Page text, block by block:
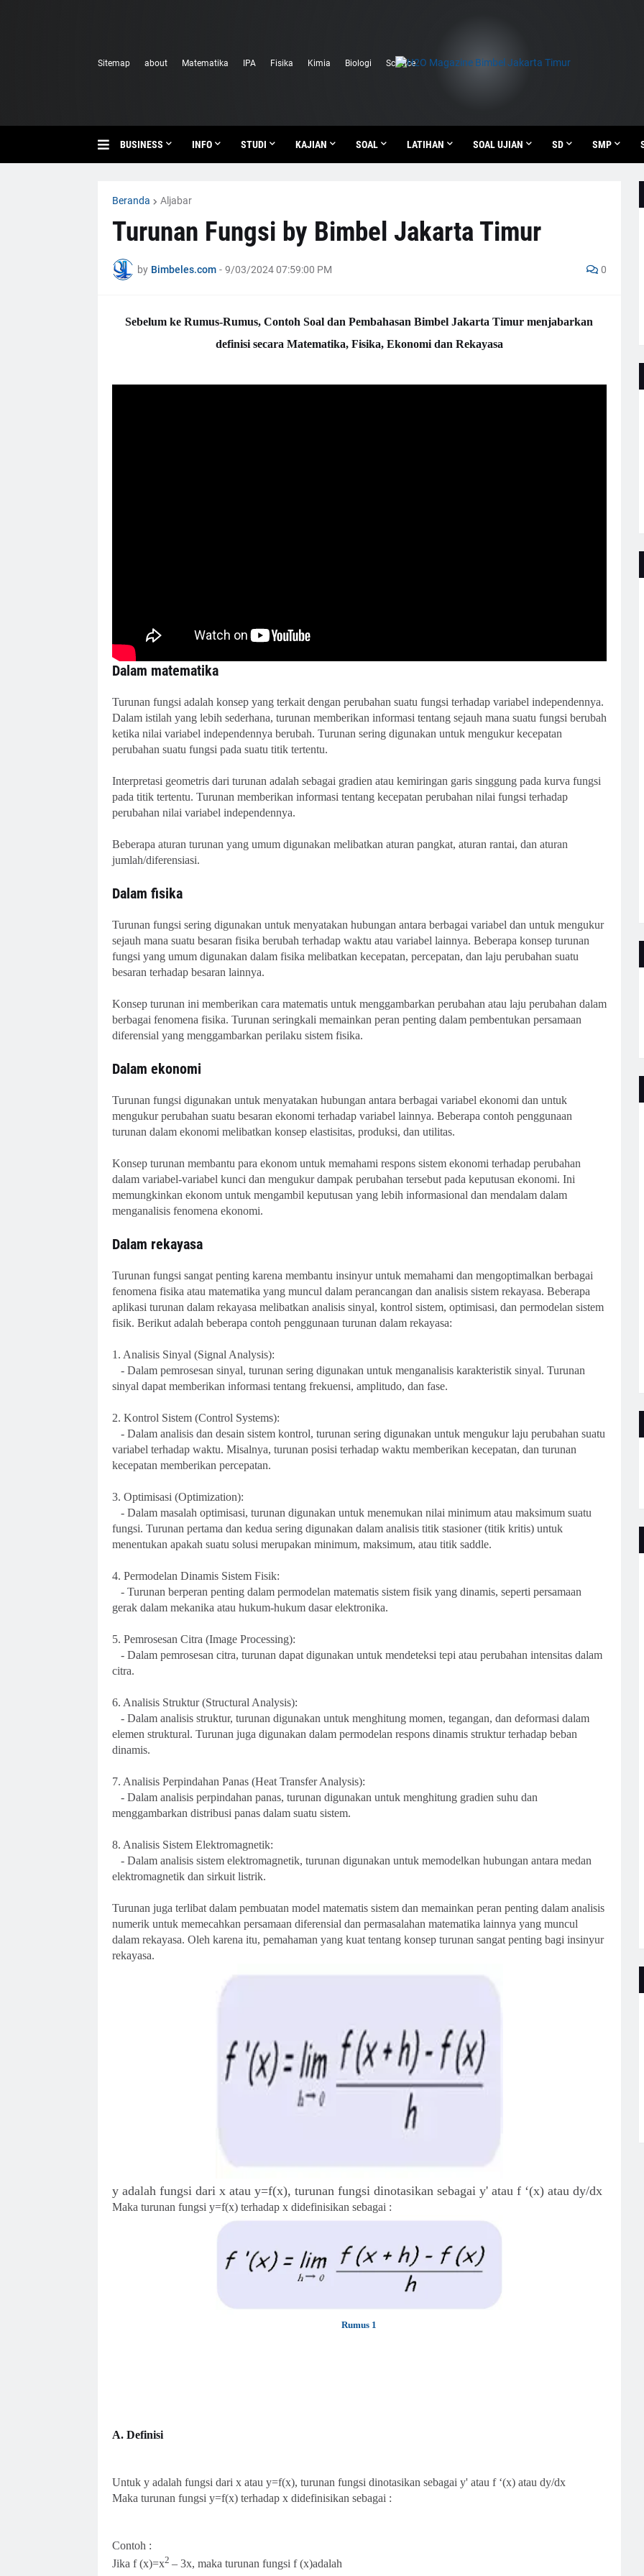
Sitemap about Matematika IPA Fisika Kimia Biologi Science
BUSINESS INFO STUDI KAJIAN SOAL LATIHAN SOAL UJIAN SD SMP
Beranda Aljabar
Turunan Fungsi by Bimbel Jakarta Timur
by Bimbeles.com - 9/03/2024 07:59:00 PM 0
Sebelum ke Rumus-Rumus, Contoh Soal dan Pembahasan Bimbel Jakarta Timur menjabarkan
definisi secara Matematika, Fisika, Ekonomi dan Rekayasa
Dalam matematika
Turunan fungsi adalah konsep yang terkait dengan perubahan suatu fungsi terhadap variabel independennya.
Dalam istilah yang lebih sederhana, turunan memberikan informasi tentang sejauh mana suatu fungsi berubah
ketika nilai variabel independennya berubah. Turunan sering digunakan untuk mengukur kecepatan
perubahan suatu fungsi pada suatu titik tertentu.
Interpretasi geometris dari turunan adalah sebagai gradien atau kemiringan garis singgung pada kurva fungsi
pada titik tertentu. Turunan memberikan informasi tentang kecepatan perubahan nilai fungsi terhadap
perubahan nilai variabel independennya.
Beberapa aturan turunan yang umum digunakan melibatkan aturan pangkat, aturan rantai, dan aturan
jumlah/diferensiasi.
Dalam fisika
Turunan fungsi sering digunakan untuk menyatakan hubungan antara berbagai variabel dan untuk mengukur
sejauh mana suatu besaran fisika berubah terhadap waktu atau variabel lainnya. Beberapa konsep turunan
fungsi yang umum digunakan dalam fisika melibatkan kecepatan, percepatan, dan laju perubahan suatu
besaran terhadap besaran lainnya.
Konsep turunan ini memberikan cara matematis untuk menggambarkan perubahan atau laju perubahan dalam
berbagai fenomena fisika. Turunan seringkali memainkan peran penting dalam pembentukan persamaan
diferensial yang menggambarkan perilaku sistem fisika.
Dalam ekonomi
Turunan fungsi digunakan untuk menyatakan hubungan antara berbagai variabel ekonomi dan untuk
mengukur perubahan suatu besaran ekonomi terhadap variabel lainnya. Beberapa contoh penggunaan
turunan dalam ekonomi melibatkan konsep elastisitas, produksi, dan utilitas.
Konsep turunan membantu para ekonom untuk memahami respons sistem ekonomi terhadap perubahan
dalam variabel-variabel kunci dan mengukur dampak perubahan tersebut pada keputusan ekonomi. Ini
memungkinkan ekonom untuk mengambil keputusan yang lebih informasional dan mendalam dalam
menganalisis fenomena ekonomi.
Dalam rekayasa
Turunan fungsi sangat penting karena membantu insinyur untuk memahami dan mengoptimalkan berbagai
fenomena fisika atau matematika yang muncul dalam perancangan dan analisis sistem rekayasa. Beberapa
aplikasi turunan dalam rekayasa melibatkan analisis sinyal, kontrol sistem, optimisasi, dan permodelan sistem
fisik. Berikut adalah beberapa contoh penggunaan turunan dalam rekayasa:
1. Analisis Sinyal (Signal Analysis):
- Dalam pemrosesan sinyal, turunan sering digunakan untuk menganalisis karakteristik sinyal. Turunan
sinyal dapat memberikan informasi tentang frekuensi, amplitudo, dan fase.
2. Kontrol Sistem (Control Systems):
- Dalam analisis dan desain sistem kontrol, turunan sering digunakan untuk mengukur laju perubahan suatu
variabel terhadap waktu. Misalnya, turunan posisi terhadap waktu memberikan kecepatan, dan turunan
kecepatan memberikan percepatan.
3. Optimisasi (Optimization):
- Dalam masalah optimisasi, turunan digunakan untuk menemukan nilai minimum atau maksimum suatu
fungsi. Turunan pertama dan kedua sering digunakan dalam analisis titik stasioner (titik kritis) untuk
menentukan apakah suatu solusi merupakan minimum, maksimum, atau titik saddle.
4. Permodelan Dinamis Sistem Fisik:
- Turunan berperan penting dalam permodelan matematis sistem fisik yang dinamis, seperti persamaan
gerak dalam mekanika atau hukum-hukum dasar elektronika.
5. Pemrosesan Citra (Image Processing):
- Dalam pemrosesan citra, turunan dapat digunakan untuk mendeteksi tepi atau perubahan intensitas dalam
citra.
6. Analisis Struktur (Structural Analysis):
- Dalam analisis struktur, turunan digunakan untuk menghitung momen, tegangan, dan deformasi dalam
elemen struktural. Turunan juga digunakan dalam permodelan respons dinamis struktur terhadap beban
dinamis.
7. Analisis Perpindahan Panas (Heat Transfer Analysis):
- Dalam analisis perpindahan panas, turunan digunakan untuk menghitung gradien suhu dan
menggambarkan distribusi panas dalam suatu sistem.
8. Analisis Sistem Elektromagnetik:
- Dalam analisis sistem elektromagnetik, turunan digunakan untuk memodelkan hubungan antara medan
elektromagnetik dan sirkuit listrik.
Turunan juga terlibat dalam pembuatan model matematis sistem dan memainkan peran penting dalam analisis
numerik untuk memecahkan persamaan diferensial dan permasalahan matematika lainnya yang muncul
dalam rekayasa. Oleh karena itu, pemahaman yang kuat tentang konsep turunan sangat penting bagi insinyur
rekayasa.
y adalah fungsi dari x atau y=f(x), turunan fungsi dinotasikan sebagai y' atau f ‘(x) atau dy/dx
Maka turunan fungsi y=f(x) terhadap x didefinisikan sebagai :
Rumus 1
A. Definisi
Untuk y adalah fungsi dari x atau y=f(x), turunan fungsi dinotasikan sebagai y' atau f ‘(x) atau dy/dx
Maka turunan fungsi y=f(x) terhadap x didefinisikan sebagai :
Contoh :
Jika f (x)=x2 – 3x, maka turunan fungsi f (x)adalah